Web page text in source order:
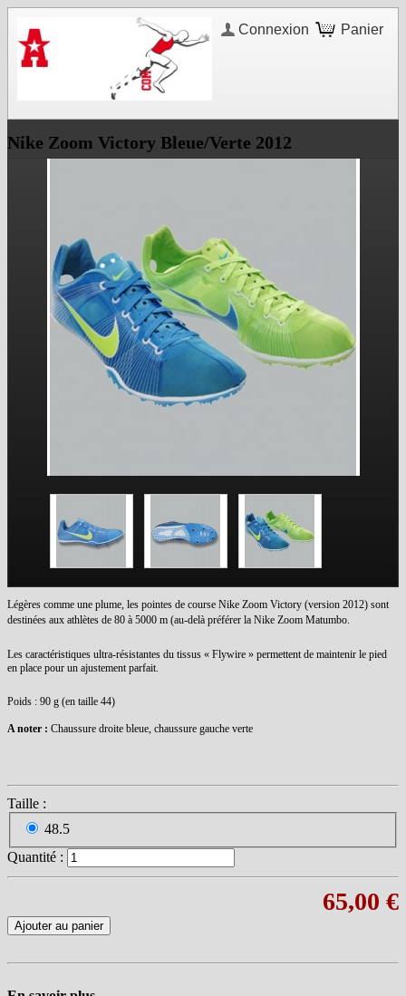
Panier
Connexion
Nike Zoom Victory Bleue/Verte 2012
Légères comme une plume, les pointes de course Nike Zoom Victory (version 2012) sont
destinées aux athlètes de 80 à 5000 m (au-delà préférer la Nike Zoom Matumbo.
Les caractéristiques ultra-résistantes du tissus « Flywire » permettent de maintenir le pied
en place pour un ajustement parfait.
Poids : 90 g (en taille 44)
A noter : Chaussure droite bleue, chaussure gauche verte
Taille :
48.5
Quantité :
65,00 €
Ajouter au panier